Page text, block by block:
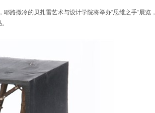
撒冷的贝扎雷艺术与设计学院将举办“思维之手”展览，